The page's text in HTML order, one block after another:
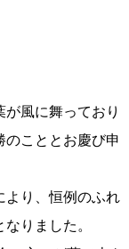
風に舞っており
のこととお慶び申
より、恒例のふれ
りました。